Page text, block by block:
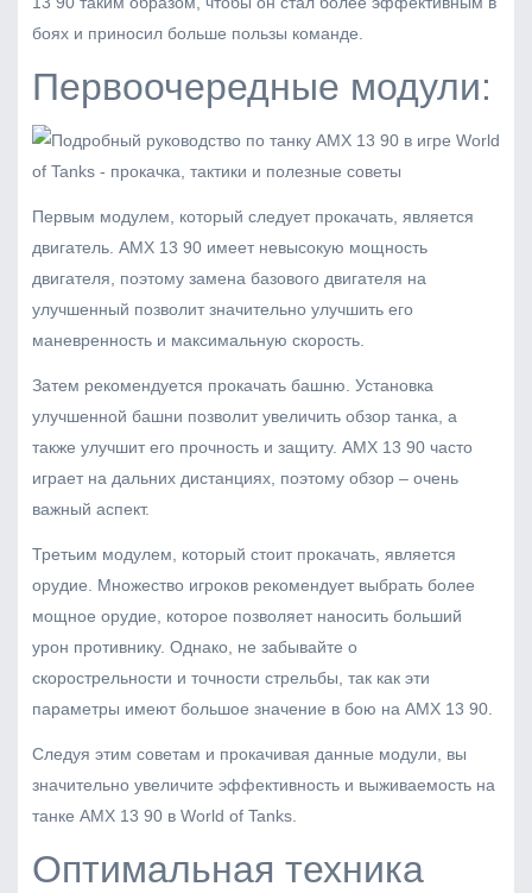
боях и приносил больше пользы команде.
Первоочередные модули:
Первым модулем, который следует прокачать, является
двигатель. AMX 13 90 имеет невысокую мощность
двигателя, поэтому замена базового двигателя на
улучшенный позволит значительно улучшить его
маневренность и максимальную скорость.
Затем рекомендуется прокачать башню. Установка
улучшенной башни позволит увеличить обзор танка, а
также улучшит его прочность и защиту. AMX 13 90 часто
играет на дальних дистанциях, поэтому обзор – очень
важный аспект.
Третьим модулем, который стоит прокачать, является
орудие. Множество игроков рекомендует выбрать более
мощное орудие, которое позволяет наносить больший
урон противнику. Однако, не забывайте о
скорострельности и точности стрельбы, так как эти
параметры имеют большое значение в бою на AMX 13 90.
Следуя этим советам и прокачивая данные модули, вы
значительно увеличите эффективность и выживаемость на
танке AMX 13 90 в World of Tanks.
Оптимальная техника